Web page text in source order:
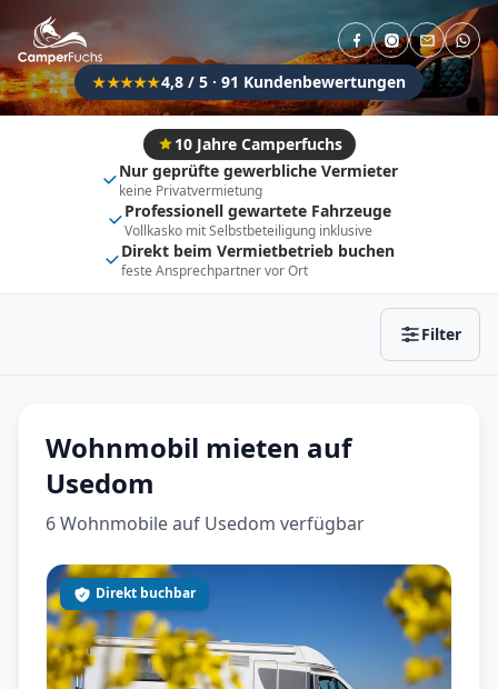
★★★★★4,8 / 5 · 91 Kundenbewertungen
10 Jahre Camperfuchs
Nur geprüfte gewerbliche Vermieter
keine Privatvermietung
Professionell gewartete Fahrzeuge
Vollkasko mit Selbstbeteiligung inklusive
Direkt beim Vermietbetrieb buchen
feste Ansprechpartner vor Ort
Filter
Flexibel (±3 Tage) Anhängerkupplung
Fahrzeugtyp
Vollintegriert Kastenwagen
Alkoven Teil-Integriert
Wohnwagen
Wohnmobil mieten auf
Usedom
6 Wohnmobile auf Usedom verfügbar
Direkt buchbar